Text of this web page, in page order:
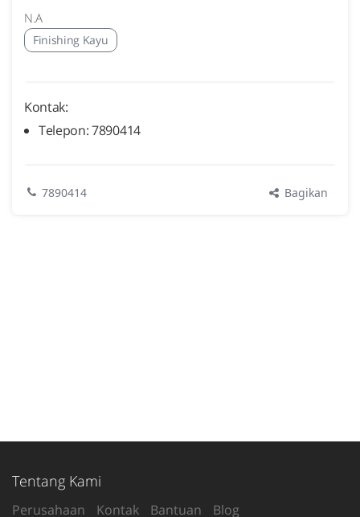
N.A
Finishing Kayu
Kontak:
Telepon: 7890414
7890414 Bagikan
Tentang Kami
Perusahaan Kontak Bantuan Blog